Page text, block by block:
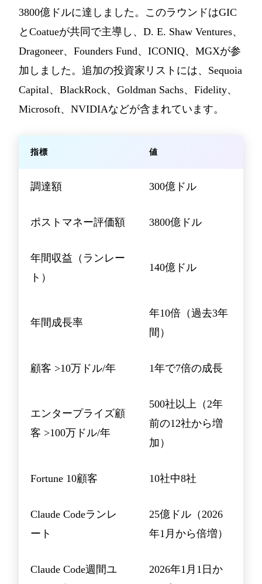
3800億ドルに達しました。このラウンドはGIC
とCoatueが共同で主導し、D. E. Shaw Ventures、
Dragoneer、Founders Fund、ICONIQ、MGXが参
加しました。追加の投資家リストには、Sequoia
Capital、BlackRock、Goldman Sachs、Fidelity、
Microsoft、NVIDIAなどが含まれています。
指標 値
調達額 300億ドル
ポストマネー評価額 3800億ドル
年間収益（ランレー
ト）
140億ドル
年間成長率
年10倍（過去3年
間）
顧客 >10万ドル/年 1年で7倍の成長
エンタープライズ顧
客 >100万ドル/年
500社以上（2年
前の12社から増
加）
Fortune 10顧客 10社中8社
Claude Codeランレ
ート
25億ドル（2026
年1月から倍増）
Claude Code週間ユ
2026年1月1日か